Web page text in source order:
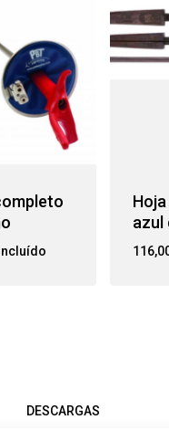
azul
DESCARGAS